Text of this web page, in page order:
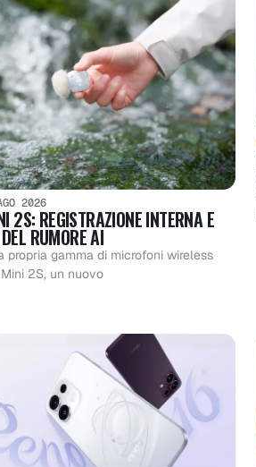
2026
2S: REGISTRAZIONE INTERNA E
RUMORE AI
propria gamma di microfoni wireless
2S, un nuovo